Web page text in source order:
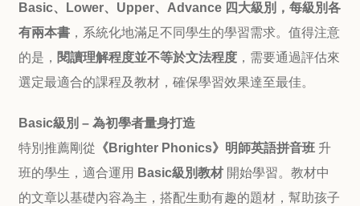
Basic、Lower、Upper、Advance 四大級別， 每級別各
有兩本書 ，系統化地滿足不同學生的學習需求。值得注意
的是， 閱讀理解程度並不等於文法程度 ，需要通過評估來
選定最適合的課程及教材，確保學習效果達至最佳。
Basic級別 – 為初學者量身打造
特別推薦剛從 《Brighter Phonics》 明師英語拼音班 升
班的學生，適合運用 Basic級別教材 開始學習。教材中
的文章以基礎內容為主，搭配生動有趣的題材，幫助孩子